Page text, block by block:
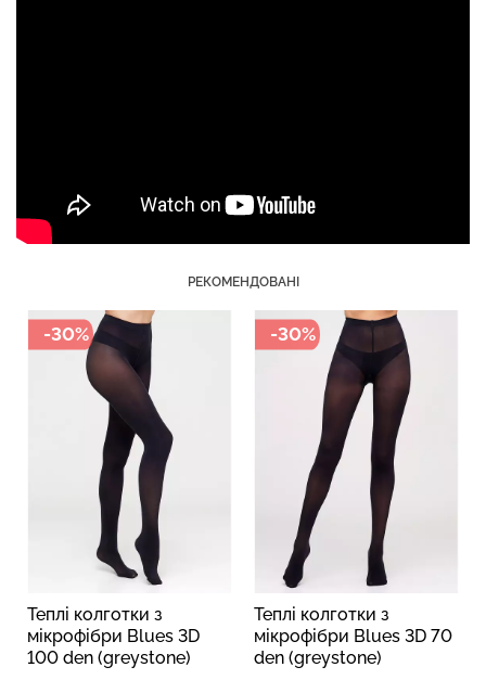
РЕКОМЕНДОВАНІ
-30%
Теплі колготки з
мікрофібри Blues 3D
100 den (greystone)
-30%
Теплі колготки з
мікрофібри Blues 3D 70
den (greystone)
Безшовний топ з легкою
корекцією BRA
(бежевий) Giulia
489 грн.699 грн.
Велосипедки з пуш-ап
ефектом безшовні
TRACKS SHAPE black
(чорний) Giulia
454 грн.649 грн.